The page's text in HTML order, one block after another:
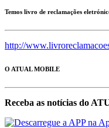
Temos livro de reclamações
http://
O ATUAL MOBILE
Receba as notícias do